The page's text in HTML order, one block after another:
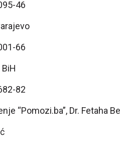
46
66
82
“Pomozi.ba”, Dr. Fetaha